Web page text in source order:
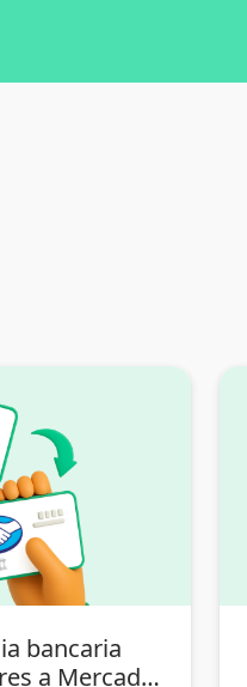
bancaria
a Mercado